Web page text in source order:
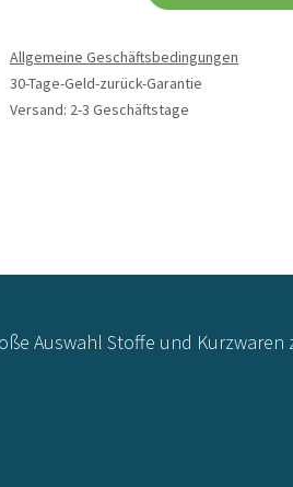
Allgemeine Geschäftsbedingungen
30-Tage-Geld-zurück-Garantie
Versand: 2-3 Geschäftstage
Auswahl Stoffe und Kurzwaren